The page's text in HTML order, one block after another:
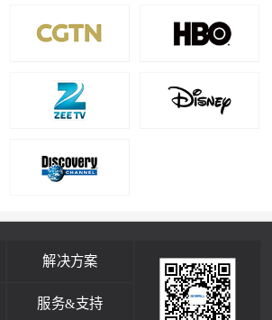
解决方案
服务&支持